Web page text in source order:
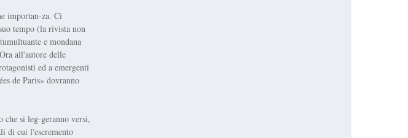
importan-za. Ci
tempo (la rivista non
e mondana
all'autore delle
ed a emergenti
de Paris» dovranno
che si leg-geranno versi,
di cui l'escremento